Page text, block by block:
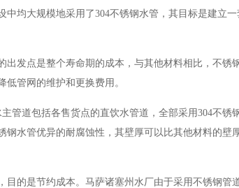
均大规模地采用了304不锈钢水管，其目标是建立
发点是整个寿命期的成本，与其他材料相比，不锈
管网的维护和更换费用。
管道包括各售货点的直饮水管道，全部采用304不锈
水管优异的耐腐蚀性，其壁厚可以比其他材料的壁
目的是节约成本。马萨诸塞州水厂由于采用不锈钢管